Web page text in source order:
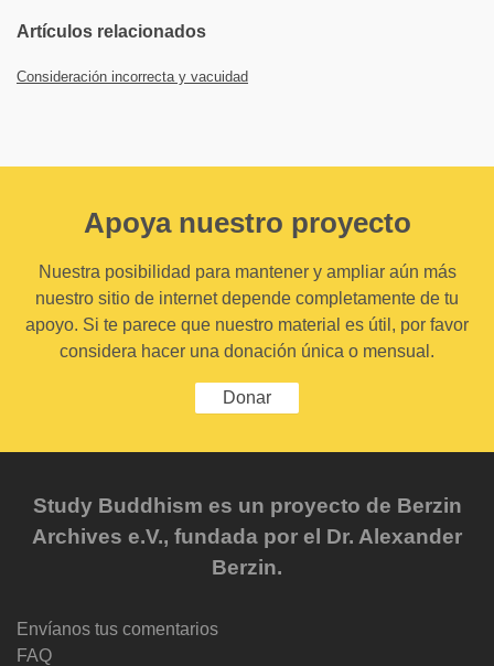
Artículos relacionados
Consideración incorrecta y vacuidad
Apoya nuestro proyecto
Nuestra posibilidad para mantener y ampliar aún más
nuestro sitio de internet depende completamente de tu
apoyo. Si te parece que nuestro material es útil, por favor
considera hacer una donación única o mensual.
Donar
Study Buddhism es un proyecto de Berzin
Archives e.V., fundada por el Dr. Alexander
Berzin.
Envíanos tus comentarios
FAQ